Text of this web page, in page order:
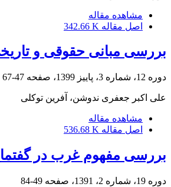
مشاهده مقاله
اصل مقاله 342.66 K
بررسی مبانی حقوقی و
دوره 12، شماره 3، پاییز 1399، صفحه 47-67
علی اکبر جعفری ندوشن، آفرین توکلی
مشاهده مقاله
اصل مقاله 536.68 K
بررسی مفهوم غرب در
دوره 19، شماره 2، 1391، صفحه 49-84